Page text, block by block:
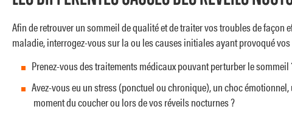
VOIR TOUS NOS PRODUITS
Afin de retrouver un sommeil de qualité et de traiter vos troubles de façon
maladie, interrogez-vous sur la ou les causes initiales ayant provoqué
Prenez-vous des traitements médicaux pouvant perturber le
Avez-vous eu un stress (ponctuel ou chronique), un choc
moment du coucher ou lors de vos réveils nocturnes ?